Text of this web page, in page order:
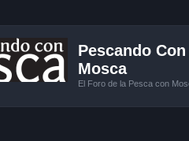
Pescando
Mosca
El Foro de la Pesca con